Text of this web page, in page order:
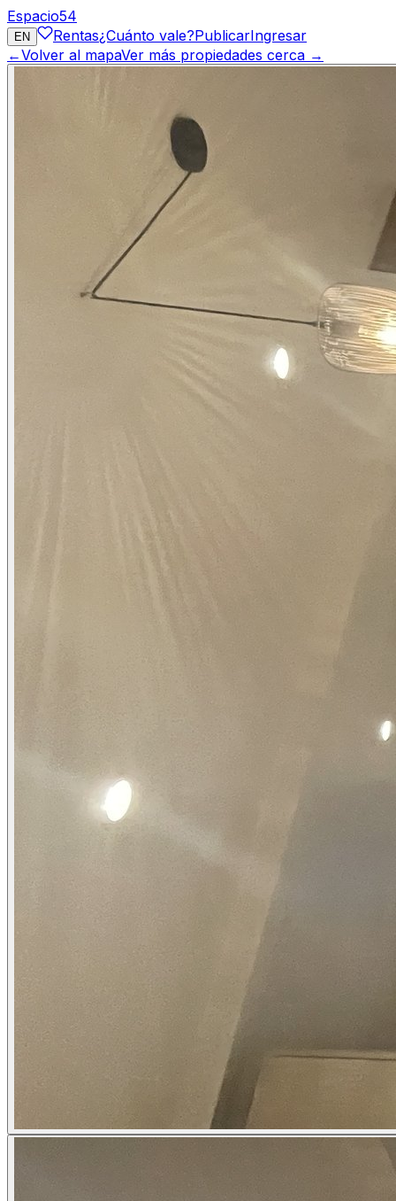
Espacio54
EN Rentas¿Cuánto vale?PublicarIngresar
←Volver al mapaVer más propiedades cerca →